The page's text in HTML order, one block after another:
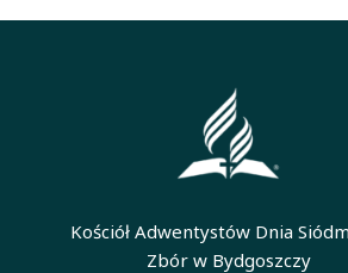
Kościół Adwentystów Dnia
Zbór w Bydgoszczy